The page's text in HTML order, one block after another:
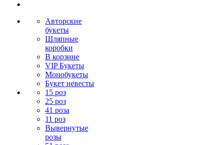
Авторские
букеты
Шляпные
коробки
В корзине
VIP Букеты
Монобукеты
Букет невесты
15 роз
25 роз
41 роза
11 роз
Вывернутые
розы